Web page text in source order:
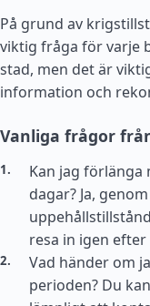
På grund av
viktig fråga för varje
stad, men det är
information och
Vanliga frågor
Kan jag förlänga
dagar? Ja,
resa in igen
Vad händer om
perioden? Du